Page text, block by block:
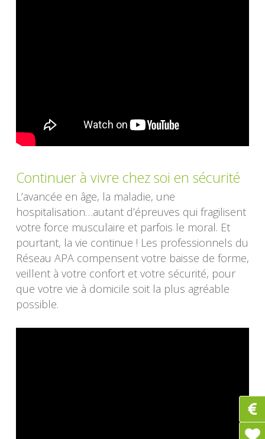
Continuer à vivre chez soi en sécurité
L’avancée en âge, la maladie, une
hospitalisation…autant d’épreuves qui fragilisent
votre force musculaire et parfois le moral. Et
pourtant, la vie continue ! Les professionnels du
Réseau APA compensent votre baisse de forme,
veillent à votre confort et votre sécurité, pour
que votre vie à domicile soit la plus agréable
possible.